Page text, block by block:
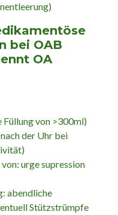
bei OAB
OA
Füllung von >300ml)
der Uhr bei
urge supression
abendliche
Stützstrümpfe